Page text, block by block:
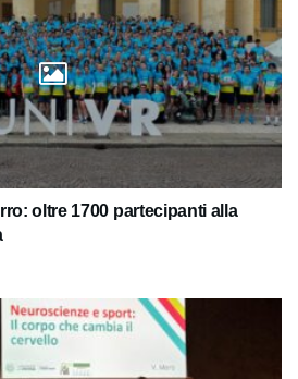
oltre 1700 partecipanti alla